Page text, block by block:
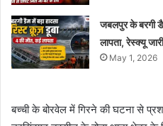
जबलपुर के बरगी
लापता, रेस्क्यू
May 1, 2026
बच्ची के बोरवेल में गिरने की घटना से